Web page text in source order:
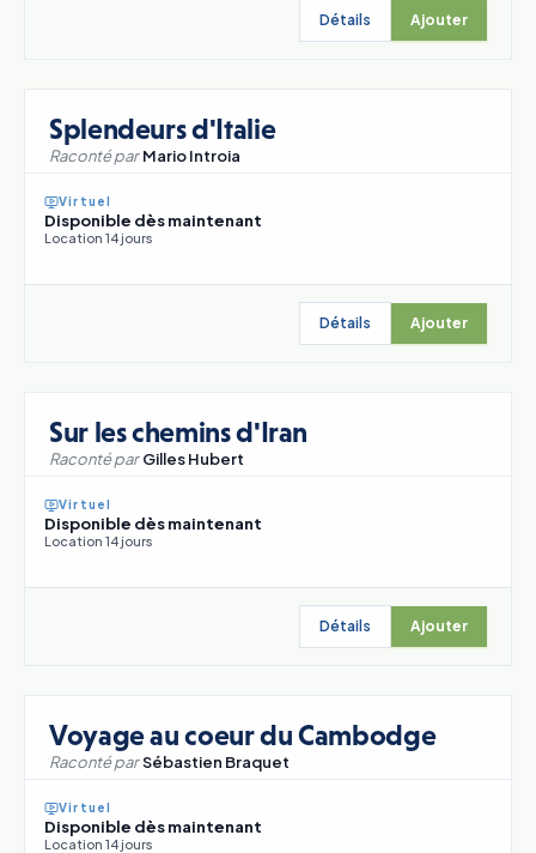
Détails Ajouter
Splendeurs d'Italie
Raconté par Mario Introia
Virtuel
Disponible dès maintenant
Location 14 jours
Détails Ajouter
Sur les chemins d'Iran
Raconté par Gilles Hubert
Virtuel
Disponible dès maintenant
Location 14 jours
Détails Ajouter
Voyage au coeur du Cambodge
Raconté par Sébastien Braquet
Virtuel
Disponible dès maintenant
Location 14 jours